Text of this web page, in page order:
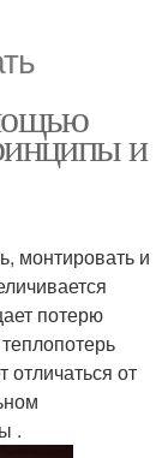
и
монтировать и
потерю
отличаться от
.